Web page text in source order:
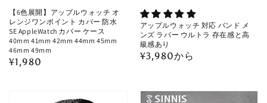
【6色展開】アップルウォッチ オ
レンジワンポイント カバー 防水
SE AppleWatch カバー ケース
40mm 41mm 42mm 44mm 45mm
46mm 49mm
通
¥1,980
アップルウォッチ 対応 バンド メ
ンズ ラバー ウルトラ 存在感と高
級感あり
通
格
¥3,980から